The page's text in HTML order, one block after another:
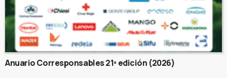
Anuario Corresponsables 21ª edición (2026)